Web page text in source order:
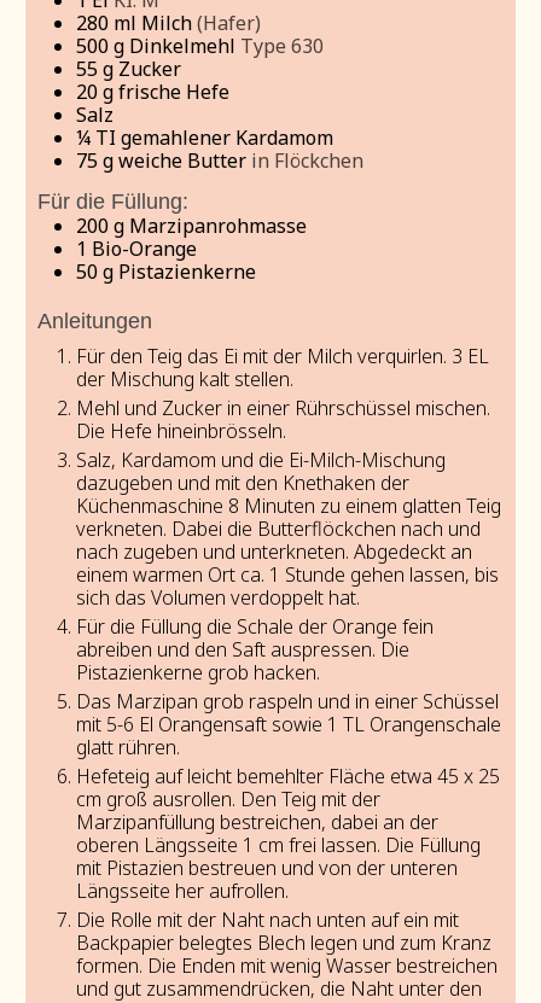
280 ml Milch(Hafer)
500g Dinkelmehl Type 630
55g Zucker
20gfrische Hefe
Salz
¼ TI gemahlener Kardamom
75gweiche Butter in Flöckchen
Für die Füllung:
200g Marzipanrohmasse
1 Bio-Orange
50g Pistazienkerne
Anleitungen
Für den Teig das Ei mit der Milch verquirlen. 3 EL
der Mischung kalt stellen.
Mehl und Zucker in einer Rührschüssel mischen.
Die Hefe hineinbrösseln.
Salz, Kardamom und die Ei-Milch-Mischung
dazugeben und mit den Knethaken der
Küchenmaschine 8 Minuten zu einem glatten Teig
verkneten. Dabei die Butterflöckchen nach und
nach zugeben und unterkneten. Abgedeckt an
einem warmen Ort ca. 1 Stunde gehen lassen, bis
sich das Volumen verdoppelt hat.
Für die Füllung die Schale der Orange fein
abreiben und den Saft auspressen. Die
Pistazienkerne grob hacken.
Das Marzipan grob raspeln und in einer Schüssel
mit 5-6 El Orangensaft sowie 1 TL Orangenschale
glatt rühren.
Hefeteig auf leicht bemehlter Fläche etwa 45 x 25
cm groß ausrollen. Den Teig mit der
Marzipanfüllung bestreichen, dabei an der
oberen Längsseite 1 cm frei lassen. Die Füllung
mit Pistazien bestreuen und von der unteren
Längsseite her aufrollen.
Die Rolle mit der Naht nach unten auf ein mit
Backpapier belegtes Blech legen und zum Kranz
formen. Die Enden mit wenig Wasser bestreichen
und gut zusammendrücken, die Naht unter den